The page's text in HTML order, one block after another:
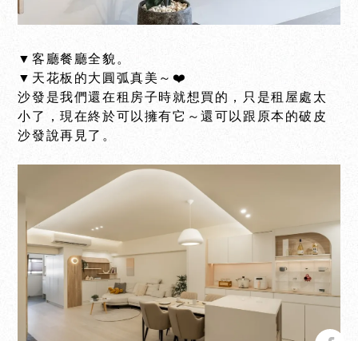
▼客廳餐廳全貌。
▼天花板的大圓弧真美～❤️
沙發是我們還在租房子時就想買的，只是租屋處太
小了，現在終於可以擁有它～還可以跟原本的破皮
沙發說再見了。